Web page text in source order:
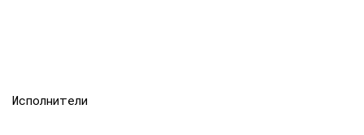
Исполнители